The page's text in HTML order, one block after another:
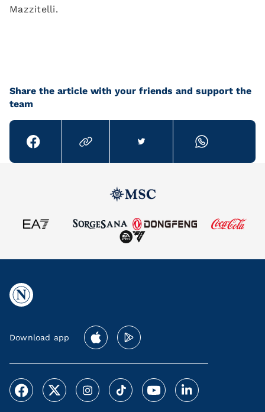
Mazzitelli.
Share the article with your friends and support the
team
Download app